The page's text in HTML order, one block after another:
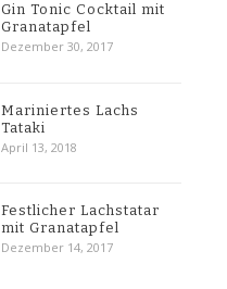
Gin Tonic Cocktail mit
Granatapfel
Dezember 30, 2017
Mariniertes Lachs
Tataki
April 13, 2018
Festlicher Lachstatar
mit Granatapfel
Dezember 14, 2017